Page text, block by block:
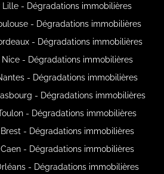
Lille - Dégradations immobilières
- Dégradations immobilières
- Dégradations immobilières
Nice - Dégradations immobilières
- Dégradations immobilières
- Dégradations immobilières
- Dégradations immobilières
- Dégradations immobilières
- Dégradations immobilières
- Dégradations immobilières